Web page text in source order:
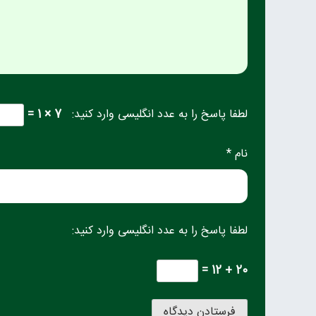
لطفا پاسخ را به عدد انگلیسی وارد کنید: 7 × 1 =
نام *
لطفا پاسخ را به عدد انگلیسی وارد کنید:
20 + 12 =